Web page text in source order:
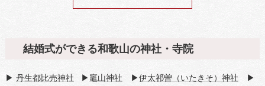
結婚式ができる和歌山の神社・寺院
▶ 丹生都比売神社 ▶ 竈山神社 ▶ 伊太祁曽（いたきそ）神社 ▶